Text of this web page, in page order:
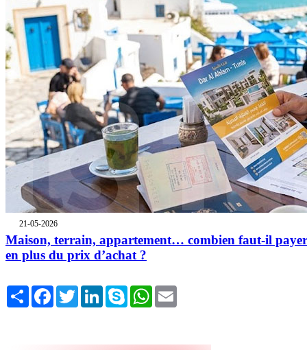
21-05-2026
Maison, terrain, appartement… combien faut-il payer
en plus du prix d’achat ?
Share FacebookTwitterLinkedInSkype WhatsApp